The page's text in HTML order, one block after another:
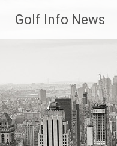
Inhalt
springen
Golf Info News